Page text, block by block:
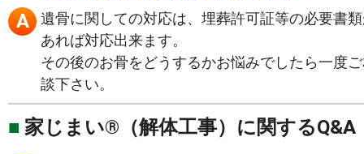
遺骨に関しての対応は、埋葬許可証等の必要書
あれば対応出来ます。
その後のお骨をどうするかお悩みでしたら一度
談下さい。
家じまい®（解体工事）に関するQ&A